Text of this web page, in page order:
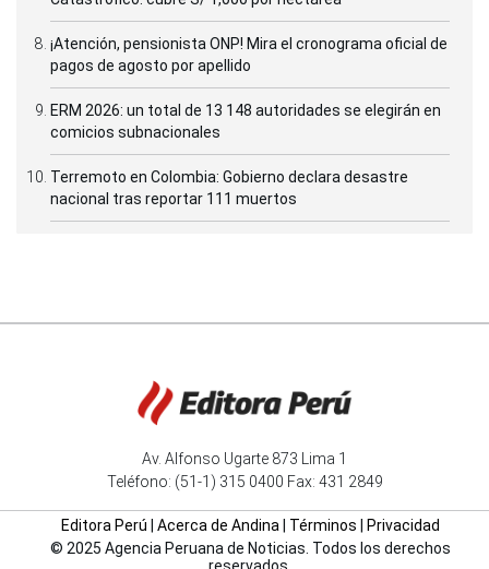
¡Atención, pensionista ONP! Mira el cronograma oficial de
pagos de agosto por apellido
ERM 2026: un total de 13 148 autoridades se elegirán en
comicios subnacionales
Terremoto en Colombia: Gobierno declara desastre
nacional tras reportar 111 muertos
Av. Alfonso Ugarte 873 Lima 1
Teléfono: (51-1) 315 0400 Fax: 431 2849
Editora Perú Acerca de Andina| Términos
Privacidad
© 2025 Agencia Peruana de Noticias. Todos los derechos